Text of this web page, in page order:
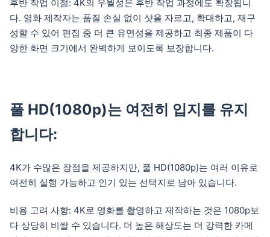
후반 작업 이점: 4K의 우월성은 후반 작업 과정에도 확장됩니
다. 영화 제작자는 품질 손실 없이 샷을 자르고, 확대하고, 재구
성할 수 있어 편집 중 더 큰 유연성을 제공하고 최종 제품이 다
양한 화면 크기에서 완벽하게 보이도록 보장합니다.
풀 HD(1080p)는 여전히 입지를 유지
합니다:
4K가 수많은 장점을 제공하지만, 풀 HD(1080p)는 여러 이유로
여전히 실행 가능하고 인기 있는 선택지로 남아 있습니다.
비용 고려 사항: 4K로 영화를 촬영하고 제작하는 것은 1080p보
다 상당히 비쌀 수 있습니다. 더 높은 해상도는 더 강력한 카메